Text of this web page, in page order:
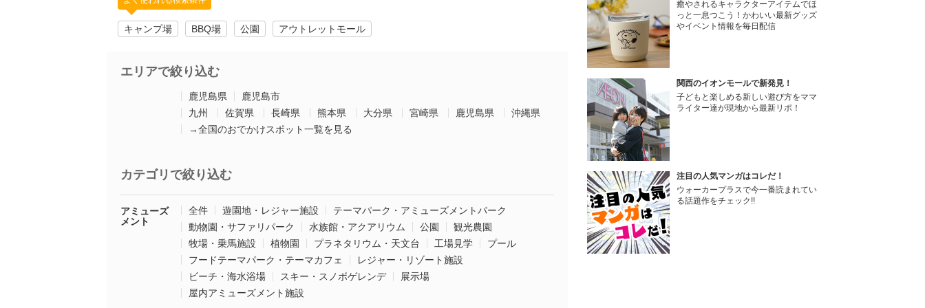
キャンプ場 BBQ場 公園 アウトレットモール
エリアで絞り込む
鹿児島県
鹿児島市
九州
佐賀県 長崎県 熊本県 大分県 宮崎県 鹿児島県
沖縄県
→全国のおでかけスポット一覧を見る
カテゴリで絞り込む
アミューズ
メント
全件 遊園地・レジャー施設
テーマパーク・アミューズメントパーク
動物園・サファリパーク
水族館・アクアリウム 公園
観光農園
牧場・乗馬施設
植物園 プラネタリウム・天文台 工場見学
プール
フードテーマパーク・テーマカフェ
レジャー・リゾート施設
ビーチ・海水浴場
スキー・スノボゲレンデ
展示場
屋内アミューズメント施設
癒やされるキャラクターアイテムでほ
っと一息つこう！かわいい最新グッズ
やイベント情報を毎日配信
関西のイオンモールで新発見！
子どもと楽しめる新しい遊び方をママ
ライター達が現地から最新リポ！
注目の人気マンガはコレだ！
ウォーカープラスで今一番読まれてい
る話題作をチェック!!